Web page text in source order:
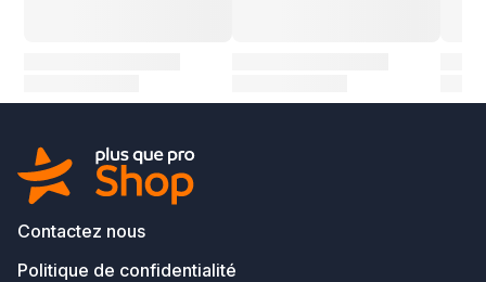
Contactez nous
Politique de confidentialité